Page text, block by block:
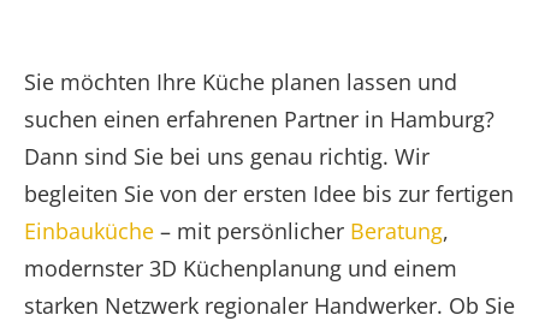
Sie möchten Ihre Küche planen lassen und
suchen einen erfahrenen Partner in Hamburg?
Dann sind Sie bei uns genau richtig. Wir
begleiten Sie von der ersten Idee bis zur fertigen
Einbauküche – mit persönlicher Beratung,
modernster 3D Küchenplanung und einem
starken Netzwerk regionaler Handwerker. Ob Sie